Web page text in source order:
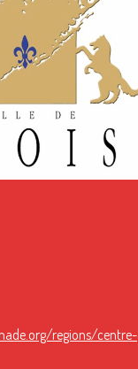
regions/centre-